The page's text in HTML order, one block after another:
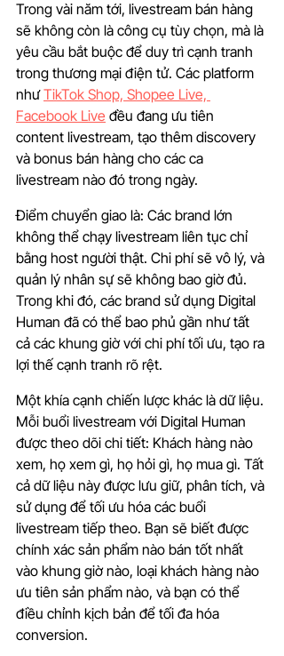
Trong vài năm tới, livestream bán hàng
sẽ không còn là công cụ tùy chọn, mà là
yêu cầu bắt buộc để duy trì cạnh tranh
trong thương mại điện tử. Các platform
như TikTok Shop, Shopee Live,
Facebook Live đều đang ưu tiên
content livestream, tạo thêm discovery
và bonus bán hàng cho các ca
livestream nào đó trong ngày.
Điểm chuyển giao là: Các brand lớn
không thể chạy livestream liên tục chỉ
bằng host người thật. Chi phí sẽ vô lý, và
quản lý nhân sự sẽ không bao giờ đủ.
Trong khi đó, các brand sử dụng Digital
Human đã có thể bao phủ gần như tất
cả các khung giờ với chi phí tối ưu, tạo ra
lợi thế cạnh tranh rõ rệt.
Một khía cạnh chiến lược khác là dữ liệu.
Mỗi buổi livestream với Digital Human
được theo dõi chi tiết: Khách hàng nào
xem, họ xem gì, họ hỏi gì, họ mua gì. Tất
cả dữ liệu này được lưu giữ, phân tích, và
sử dụng để tối ưu hóa các buổi
livestream tiếp theo. Bạn sẽ biết được
chính xác sản phẩm nào bán tốt nhất
vào khung giờ nào, loại khách hàng nào
ưu tiên sản phẩm nào, và bạn có thể
điều chỉnh kịch bản để tối đa hóa
conversion.